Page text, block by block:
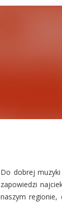
Do dobrej
zapowiedzi
naszym regionie,